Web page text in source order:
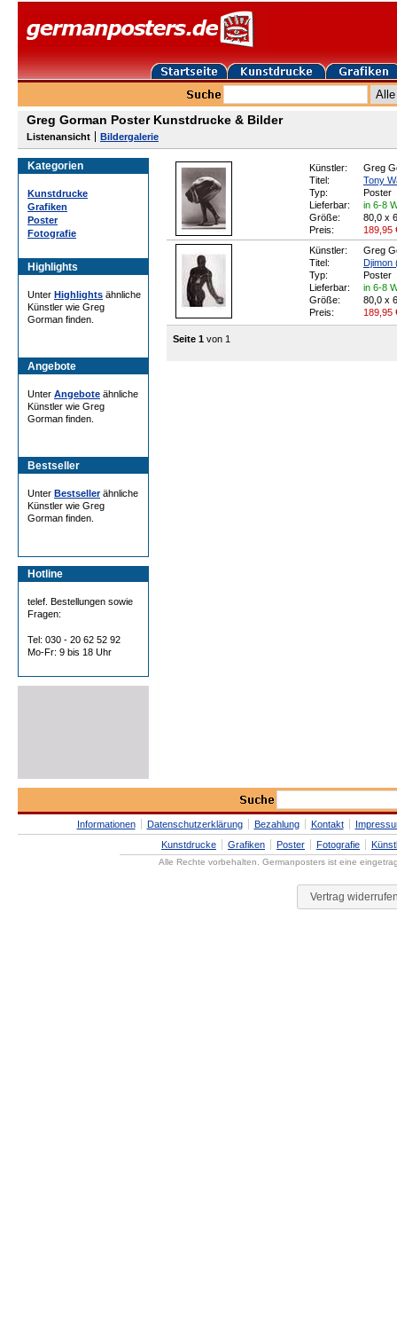
Greg Gorman Poster Kunstdrucke & Bilder
Listenansicht Bildergalerie
Kategorien
Kunstdrucke
Grafiken
Poster
Fotografie
Highlights
Unter Highlights ähnliche
Künstler wie Greg
Gorman finden.
Angebote
Unter Angebote ähnliche
Künstler wie Greg
Gorman finden.
Bestseller
Unter Bestsellerähnliche
Künstler wie Greg
Gorman finden.
Hotline
telef. Bestellungen sowie
Fragen:
Tel: 030 - 20 62 52 92
Mo-Fr: 9 bis 18 Uhr
Künstler:
Greg
Titel:
Tony
Typ:
Poster
Lieferbar:
in 6-8
Größe:
80,0 x
Preis:
189,95
Künstler:
Greg
Titel:
Djimon
Typ:
Poster
Lieferbar:
in 6-8
Größe:
80,0 x
Preis:
189,95
Seite 1 von 1
Informationen Datenschutzerklärung Bezahlung Kontakt
Kunstdrucke
Grafiken Poster Fotografie
Alle Rechte vorbehalten. Germanposters ist eine
Vertrag